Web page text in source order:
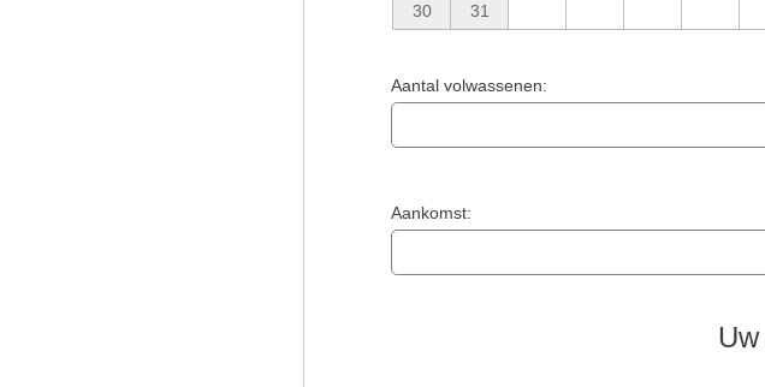
30
31
Aantal volwassenen:
Aankomst: